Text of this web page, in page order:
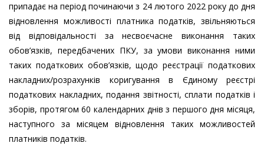
припадає на період починаючи з 24 лютого 2022 року до дня
відновлення можливості платника податків, звільняються
від відповідальності за несвоєчасне виконання таких
обов’язків, передбачених ПКУ, за умови виконання ними
таких податкових обов’язків, щодо реєстрації податкових
накладних/розрахунків коригування в Єдиному реєстрі
податкових накладних, подання звітності, сплати податків і
зборів, протягом 60 календарних днів з першого дня місяця,
наступного за місяцем відновлення таких можливостей
платників податків.